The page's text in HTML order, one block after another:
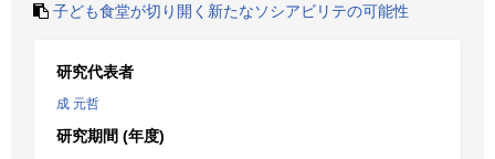
子ども食堂が切り開く新たなソシアビリテの可能性
研究代表者
成 元哲
研究期間 (年度)